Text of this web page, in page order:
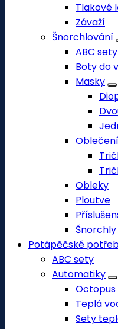
Tlakové
Závaží
Šnorchlování
ABC
Boty do
Masky
Oblečení
Obleky
Ploutve
Šnorchly
Potápěčské
ABC sety
Automatiky
Octopus
Teplá
Sety